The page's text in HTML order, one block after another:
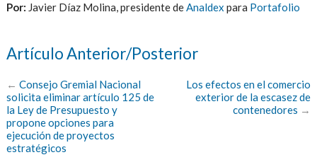
Por: Javier Díaz Molina, presidente deAnaldex para Portafolio
Artículo Anterior/Posterior
← Consejo Gremial Nacional
solicita eliminar artículo 125 de
la Ley de Presupuesto y
propone opciones para
ejecución de proyectos
estratégicos
Los efectos en el comercio
exterior de la escasez de
contenedores →